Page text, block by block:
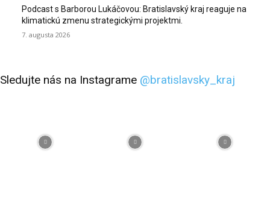
Podcast s Barborou Lukáčovou: Bratislavský kraj reaguje na
klimatickú zmenu strategickými projektmi.
7. augusta 2026
Sledujte nás na Instagrame @bratislavsky_kraj